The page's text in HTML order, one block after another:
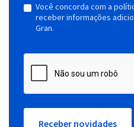
Você concorda com a
receber informações
Gran.
Receber novidades